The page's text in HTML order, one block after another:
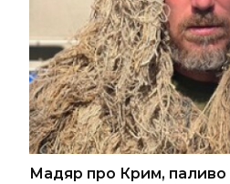
Мадяр про Крим, паливо